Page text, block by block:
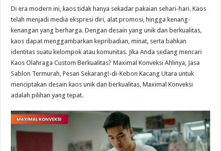
Di era modern ini, kaos tidak hanya sekadar pakaian sehari-hari. Kaos
telah menjadi media ekspresi diri, alat promosi, hingga kenang-
kenangan yang berharga. Dengan desain yang unik dan berkualitas,
kaos dapat menggambarkan kepribadian, minat, serta bahkan
identitas suatu kelompok atau komunitas. Jika Anda sedang mencari
Kaos Olahraga Custom Berkualitas? Maximal Konveksi Ahlinya, Jasa
Sablon Termurah, Pesan Sekarang!-di-Kebon Kacang Utara untuk
menciptakan desain kaos unik dan berkualitas, Maximal Konveksi
adalah pilihan yang tepat.